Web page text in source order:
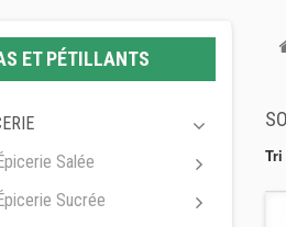
ET PÉTILLANTS
Salée
Sucrée
Tri